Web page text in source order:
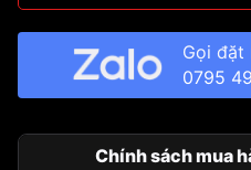
Gọi đặt
0795
Chính sách mua